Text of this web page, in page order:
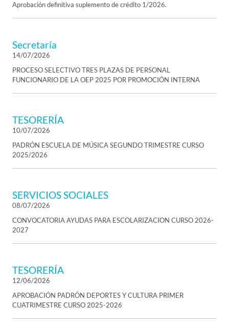
Aprobación definitiva suplemento de crédito 1/2026.
Secretaría
14/07/2026
PROCESO SELECTIVO TRES PLAZAS DE PERSONAL
FUNCIONARIO DE LA OEP 2025 POR PROMOCIÓN INTERNA
TESORERÍA
10/07/2026
PADRÓN ESCUELA DE MÚSICA SEGUNDO TRIMESTRE CURSO
2025/2026
SERVICIOS SOCIALES
08/07/2026
CONVOCATORIA AYUDAS PARA ESCOLARIZACION CURSO 2026-
2027
TESORERÍA
12/06/2026
APROBACIÓN PADRÓN DEPORTES Y CULTURA PRIMER
CUATRIMESTRE CURSO 2025-2026